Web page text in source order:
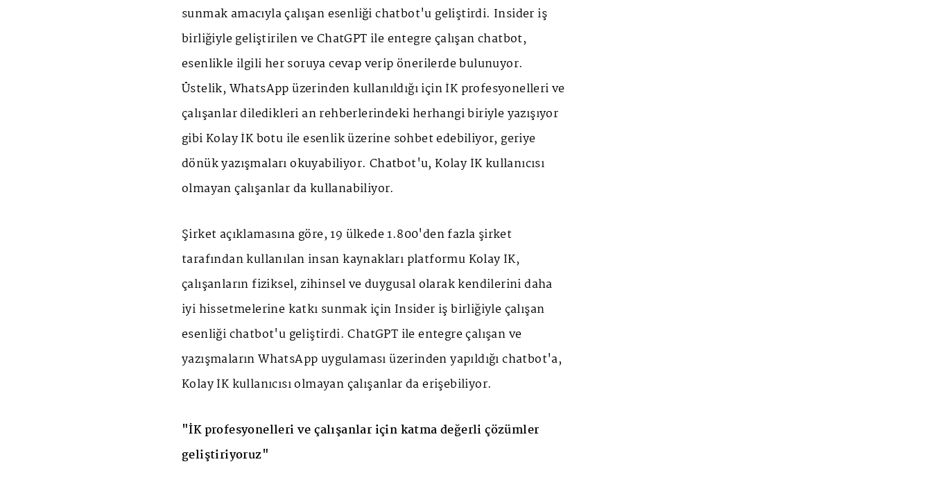
sunmak amacıyla çalışan esenliği chatbot'u geliştirdi. Insider iş
birliğiyle geliştirilen ve ChatGPT ile entegre çalışan chatbot,
esenlikle ilgili her soruya cevap verip önerilerde bulunuyor.
Üstelik, WhatsApp üzerinden kullanıldığı için İK profesyonelleri ve
çalışanlar diledikleri an rehberlerindeki herhangi biriyle yazışıyor
gibi Kolay İK botu ile esenlik üzerine sohbet edebiliyor, geriye
dönük yazışmaları okuyabiliyor. Chatbot'u, Kolay İK kullanıcısı
olmayan çalışanlar da kullanabiliyor.
Şirket açıklamasına göre, 19 ülkede 1.800'den fazla şirket
tarafından kullanılan insan kaynakları platformu Kolay İK,
çalışanların fiziksel, zihinsel ve duygusal olarak kendilerini daha
iyi hissetmelerine katkı sunmak için Insider iş birliğiyle çalışan
esenliği chatbot'u geliştirdi. ChatGPT ile entegre çalışan ve
yazışmaların WhatsApp uygulaması üzerinden yapıldığı chatbot'a,
Kolay İK kullanıcısı olmayan çalışanlar da erişebiliyor.
"İK profesyonelleri ve çalışanlar için katma değerli çözümler
geliştiriyoruz"